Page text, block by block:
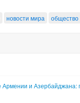
новости мира общество
Армении и Азербайджана: